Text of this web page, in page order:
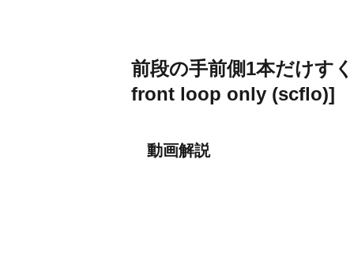
前段の手前側1本だけす
front loop only (scflo)]
動画解説